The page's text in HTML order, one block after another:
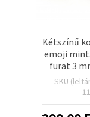
Kétszínű
emoji
furat 3
SKU